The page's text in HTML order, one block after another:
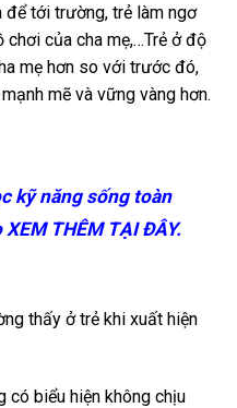
để tới trường, trẻ làm ngơ
của cha mẹ,…Trẻ ở độ
mẹ hơn so với trước đó,
mẽ và vững vàng hơn.
kỹ năng sống toàn
THÊM TẠI ĐÂY.
thấy ở trẻ khi xuất hiện
có biểu hiện không chịu